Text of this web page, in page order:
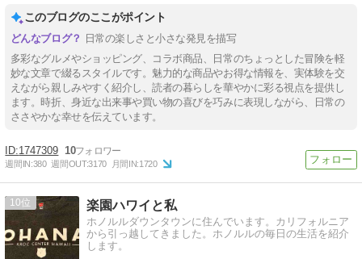
このブログのここがポイント
日常の楽しさと小さな発見を描写
多彩なグルメやショッピング、コラボ商品、日常のちょっとした冒険を軽
妙な文章で綴るスタイルです。魅力的な商品やお得な情報を、実体験を交
えながら親しみやすく紹介し、読者の暮らしを華やかに彩る視点を提供し
ます。時折、身近な出来事や買い物の喜びを巧みに表現しながら、日常の
ささやかな幸せを伝えています。
1747309 10
週間IN:380 週間OUT:3170 月間IN:1720
10 楽園ハワイと私
ホノルルダウンタウンに住んでいます。カリフォルニア
から引っ越してきました。ホノルルの毎日の生活を紹介
します。